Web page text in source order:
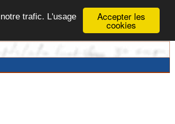
Accepter les
cookies
trafic. L'usage